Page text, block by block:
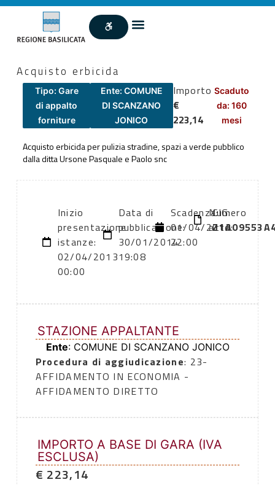
Acquisto erbicida
Tipo: Gare
di appalto
forniture
Ente: COMUNE
DI SCANZANO
JONICO
Importo
€
223,14
Scaduto
da: 160
mesi
Acquisto erbicida per pulizia stradine, spazi a verde pubblico
dalla ditta Ursone Pasquale e Paolo snc
Inizio
presentazione
istanze:
02/04/2013
00:00
Data di
pubblicazione:
30/01/2014
19:08
Scadenza:
01/04/2013
22:00
Numero
atto:
CIG:
STAZIONE APPALTANTE
Ente: COMUNE DI SCANZANO JONICO
Procedura di aggiudicazione: 23-
AFFIDAMENTO IN ECONOMIA -
AFFIDAMENTO DIRETTO
IMPORTO A BASE DI GARA (IVA
ESCLUSA)
€ 223,14